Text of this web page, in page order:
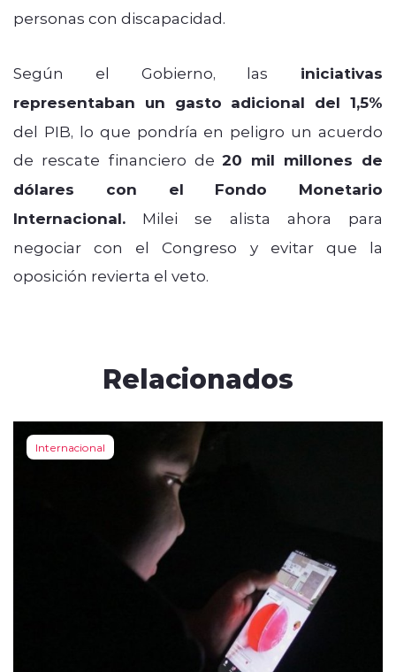
personas con discapacidad.
Según el Gobierno, las iniciativas
representaban un gasto adicional del 1,5%
del PIB, lo que pondría en peligro un acuerdo
de rescate financiero de20 mil millones de
dólares con el Fondo Monetario
Internacional. Milei se alista ahora para
negociar con el Congreso y evitar que la
oposición revierta el veto.
Relacionados
Internacional